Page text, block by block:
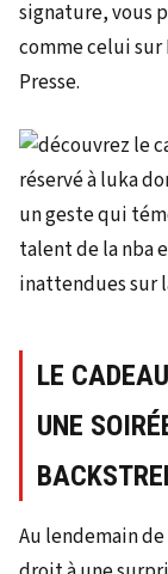
signature, vous
comme celui sur
Presse.
LE
UNE
Au lendemain